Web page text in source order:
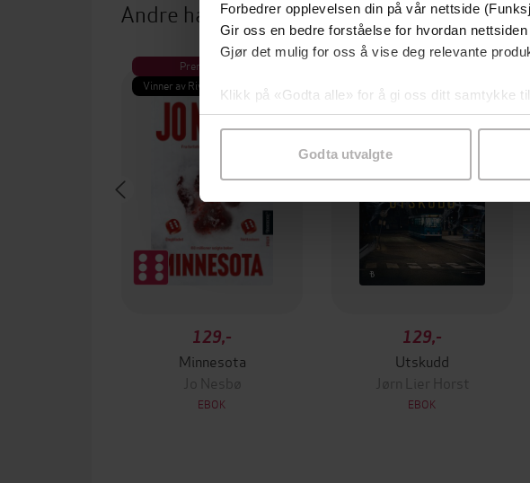
Forbedrer opplevelsen din på vår nettside
Gir oss en bedre forståelse for hvordan
Gjør det mulig for oss å vise deg relevante
Klikk på «Godta alle» for å gi oss ditt samtykke
samtykke til spesifikke formål ved å klikke på
Godta utvalgte
Andre har også kjøpt
Premium
Vinner av Rivertonprisen
129,-
Minnesota
Jo Nesbø
EBOK
Første gang på tilbud
129,-
Utskudd
Jørn Lier Horst
EBOK